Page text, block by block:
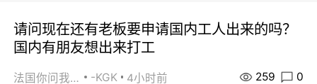
请问现在还有老板要申请国内工人出来的吗？
国内有朋友想出来打工
法国你问我答 -KGK 4小时前 259 0